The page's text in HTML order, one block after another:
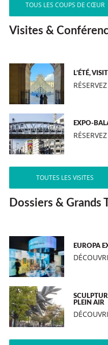
TOUS LES COUPS DE CŒUR
Visites &
L’ÉTÉ,
EXPO-
TOUTES LES VISITES
Dossiers & Grands
EUROPA
PLEIN AIR